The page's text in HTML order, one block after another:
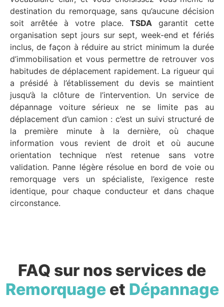
destination du remorquage, sans qu’aucune décision
soit arrêtée à votre place.TSDA garantit cette
organisation sept jours sur sept, week-end et fériés
inclus, de façon à réduire au strict minimum la durée
d’immobilisation et vous permettre de retrouver vos
habitudes de déplacement rapidement. La rigueur qui
a présidé à l’établissement du devis se maintient
jusqu’à la clôture de l’intervention. Un service de
dépannage voiture sérieux ne se limite pas au
déplacement d’un camion : c’est un suivi structuré de
la première minute à la dernière, où chaque
information vous revient de droit et où aucune
orientation technique n’est retenue sans votre
validation. Panne légère résolue en bord de voie ou
remorquage vers un spécialiste, l’exigence reste
identique, pour chaque conducteur et dans chaque
circonstance.
FAQ sur nos services de
Remorquageet Dépannage